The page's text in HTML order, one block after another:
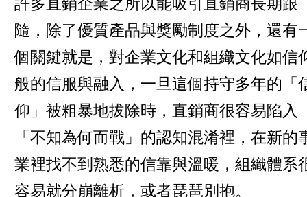
隨，除了優質產品與獎勵制度之外，還有
個關鍵就是，對企業文化和組織文化如信
般的信服與融入，一旦這個持守多年的「
仰」被粗暴地拔除時，直銷商很容易陷入
「不知為何而戰」的認知混淆裡，在新的
業裡找不到熟悉的信靠與溫暖，組織體系
容易就分崩離析，或者琵琶別抱。